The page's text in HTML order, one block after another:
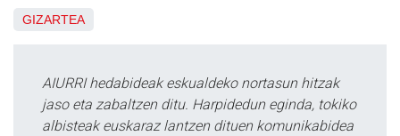
GIZARTEA
AIURRI hedabideak eskualdeko nortasun hitzak
jaso eta zabaltzen ditu. Harpidedun eginda, tokiko
albisteak euskaraz lantzen dituen komunikabidea